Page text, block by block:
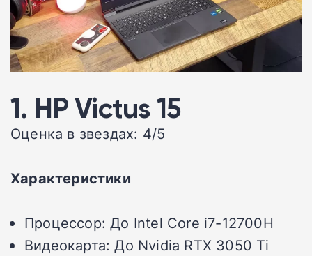
1. HP Victus 15
Оценка в звездах: 4/5
Характеристики
Процессор: До Intel Core i7-12700H
Видеокарта: До Nvidia RTX 3050 Ti